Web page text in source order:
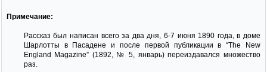
Примечание:
Рассказ был написан всего за два дня, 6-7 июня 1890 года, в доме
Шарлотты в Пасадене и после первой публикации в “The New
England Magazine” (1892, № 5, январь) переиздавался множество
раз.